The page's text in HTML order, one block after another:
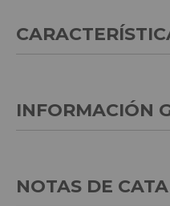
INFORMACIÓN
NOTAS DE CATA